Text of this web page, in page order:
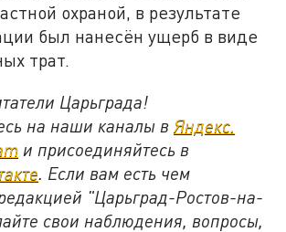
охраной, в результате
был нанесён ущерб в виде
трат.
Царьграда!
на наши каналы в Яндекс.
и присоединяйтесь в
. Если вам есть чем
"Царьград-Ростов-на-
свои наблюдения, вопросы,